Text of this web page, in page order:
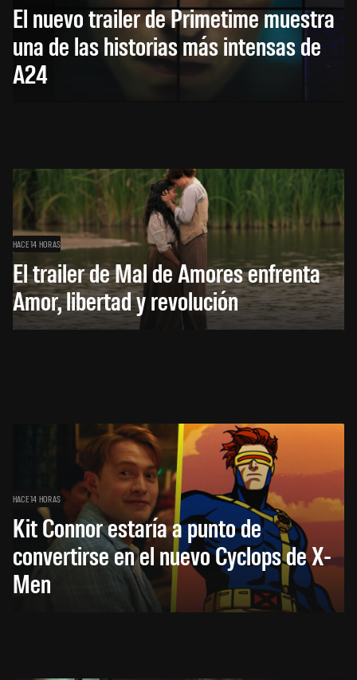
El nuevo trailer de Primetime muestra
una de las historias más intensas de
A24
HACE 14 HORAS
El trailer de Mal de Amores enfrenta
Amor, libertad y revolución
HACE 14 HORAS
Kit Connor estaría a punto de
convertirse en el nuevo Cyclops de X-
Men